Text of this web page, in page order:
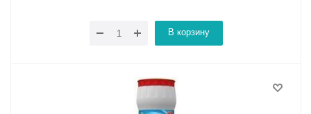
В корзину